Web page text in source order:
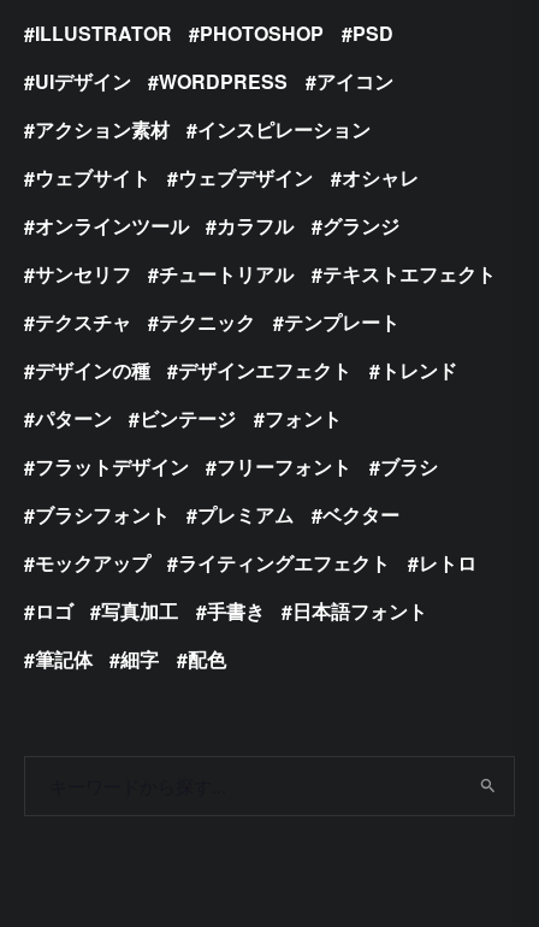
ILLUSTRATOR
PHOTOSHOP
PSD
UIデザイン
WORDPRESS
アイコン
アクション素材
インスピレーション
ウェブサイト
ウェブデザイン
オシャレ
オンラインツール
カラフル
グランジ
サンセリフ
チュートリアル
テキストエフェクト
テクスチャ
テクニック
テンプレート
デザインの種
デザインエフェクト
トレンド
パターン
ビンテージ
フォント
フラットデザイン
フリーフォント
ブラシ
ブラシフォント
プレミアム
ベクター
モックアップ
ライティングエフェクト
レトロ
ロゴ
写真加工 手書き
日本語フォント
筆記体
細字 配色